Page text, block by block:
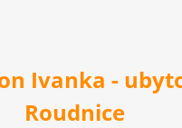
Ivanka -
Roudnice